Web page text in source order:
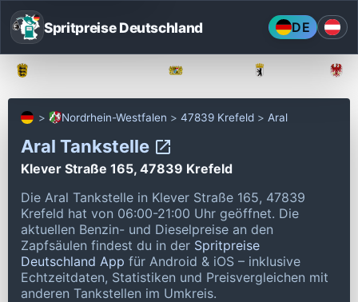
Spritpreise Deutschland DE
Nordrhein-Westfalen 47839 Krefeld Aral
Aral Tankstelle
Klever Straße 165, 47839 Krefeld
Die Aral Tankstelle in Klever Straße 165, 47839
Krefeld hat von 06:00-21:00 Uhr geöffnet. Die
aktuellen Benzin- und Dieselpreise an den
Zapfsäulen findest du in der Spritpreise
Deutschland App für Android & iOS – inklusive
Echtzeitdaten, Statistiken und Preisvergleichen mit
anderen Tankstellen im Umkreis.